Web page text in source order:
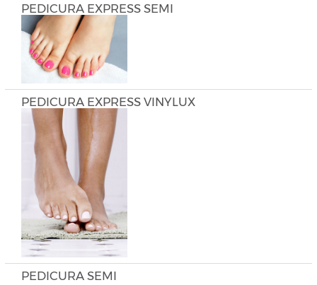
PEDICURA EXPRESS SEMI
PEDICURA EXPRESS VINYLUX
PEDICURA SEMI